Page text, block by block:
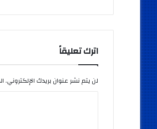
اترك تعليقاً
لن يتم نشر عنوان بريدك الإلكتروني.